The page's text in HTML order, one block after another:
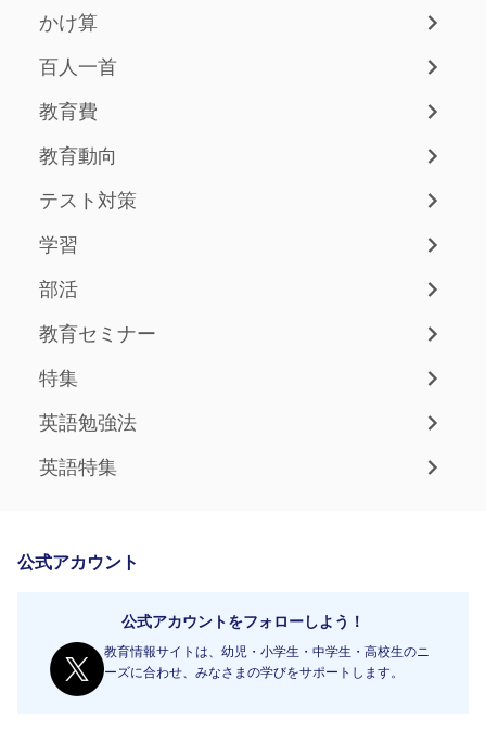
かけ算
百人一首
教育費
教育動向
テスト対策
学習
部活
教育セミナー
特集
英語勉強法
英語特集
公式アカウント
公式アカウントをフォローしよう！
教育情報サイトは、幼児・小学生・中学生・高校生のニ
ーズに合わせ、みなさまの学びをサポートします。